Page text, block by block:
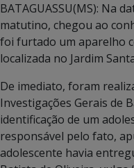
BATAGUASSU(MS): Na
matutino, chegou ao
foi furtado um aparelho
localizada no Jardim
De imediato, foram
Investigações Gerais de
identificação de um
responsável pelo fato,
adolescente havia